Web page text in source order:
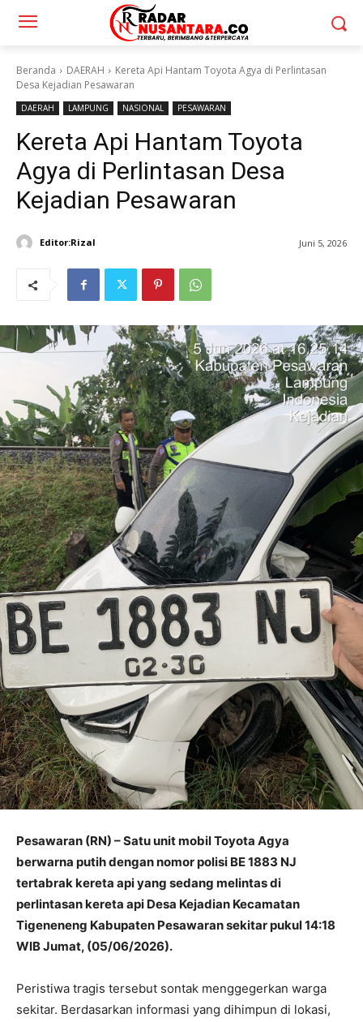
Beranda DAERAH
Kereta Api Hantam Toyota Agya di Perlintasan
Desa Kejadian Pesawaran
DAERAH LAMPUNG NASIONAL PESAWARAN
Kereta Api Hantam Toyota
Agya di Perlintasan Desa
Kejadian Pesawaran
Editor:Rizal Juni 5, 2026
Pesawaran (RN) – Satu unit mobil Toyota Agya
berwarna putih dengan nomor polisi BE 1883 NJ
tertabrak kereta api yang sedang melintas di
perlintasan kereta api Desa Kejadian Kecamatan
Tigeneneng Kabupaten Pesawaran sekitar pukul 14:18
WIB Jumat, (05/06/2026).
Peristiwa tragis tersebut sontak menggegerkan warga
sekitar. Berdasarkan informasi yang dihimpun di lokasi,